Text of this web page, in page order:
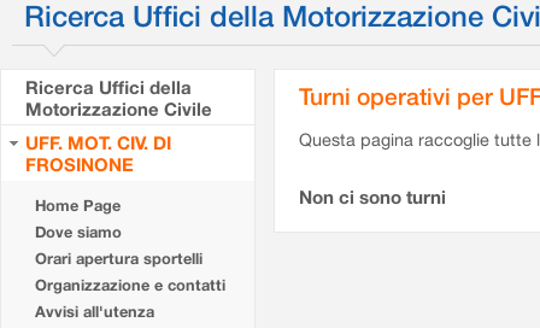
Ricerca Uffici della Motorizzazione
Ricerca Uffici della
Motorizzazione Civile
UFF. MOT. CIV. DI
FROSINONE
Home Page
Dove siamo
Orari apertura sportelli
Organizzazione e contatti
Avvisi all'utenza
Turni operativi per
Questa pagina raccoglie tutte
Non ci sono turni